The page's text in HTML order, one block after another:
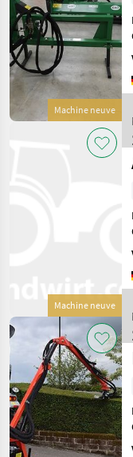
Machine neuve
Machine neuve